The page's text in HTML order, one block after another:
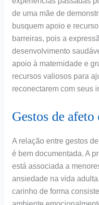
de uma mãe de
busquem apoio e
barreiras, pois a
desenvolvimento
apoio à maternidade e
recursos valiosos para
reconectarem com seus
Gestos de afeto
A relação entre gestos
é bem documentada. A
está associada a
ansiedade na vida
carinho de forma